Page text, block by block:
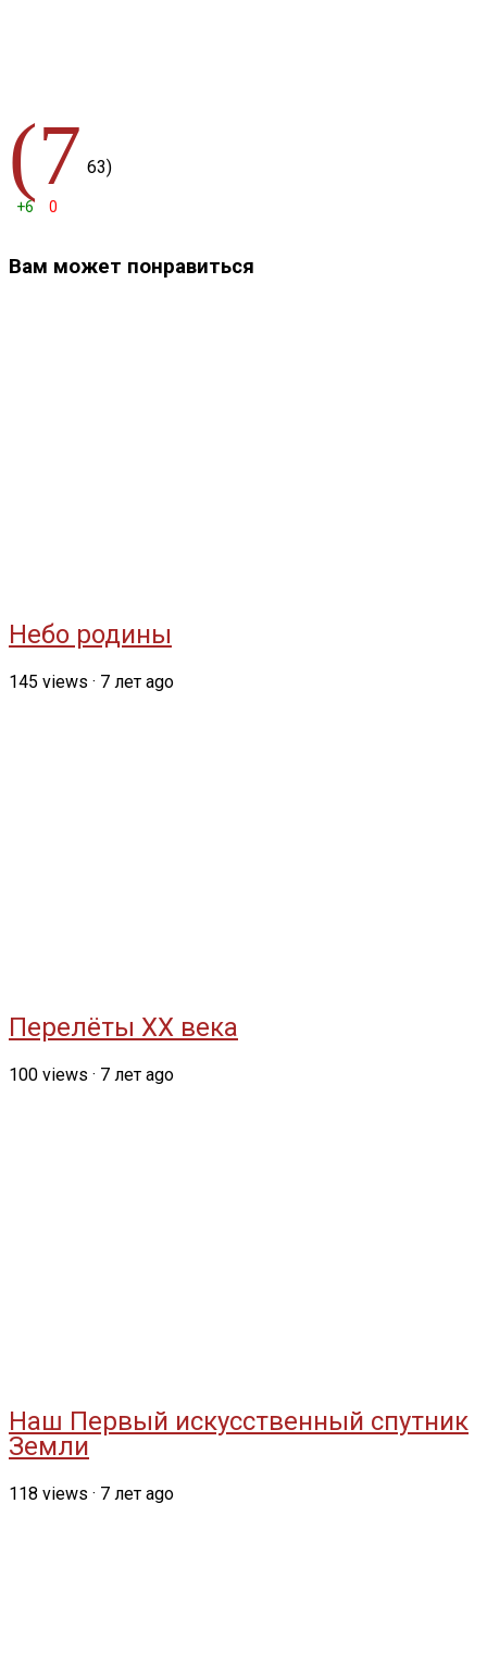
(7 63)
+6 0
Вам может понравиться
Небо родины
145 views · 7 лет ago
Перелёты ХХ века
100 views · 7 лет ago
Наш Первый искусственный спутник
Земли
118 views · 7 лет ago